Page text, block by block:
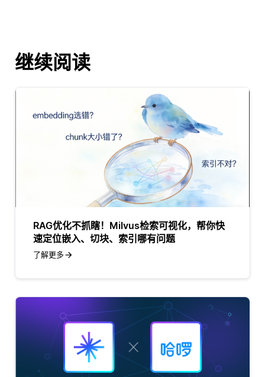
继续阅读
RAG优化不抓瞎！Milvus检索可视化，帮你快
速定位嵌入、切块、索引哪有问题
了解更多